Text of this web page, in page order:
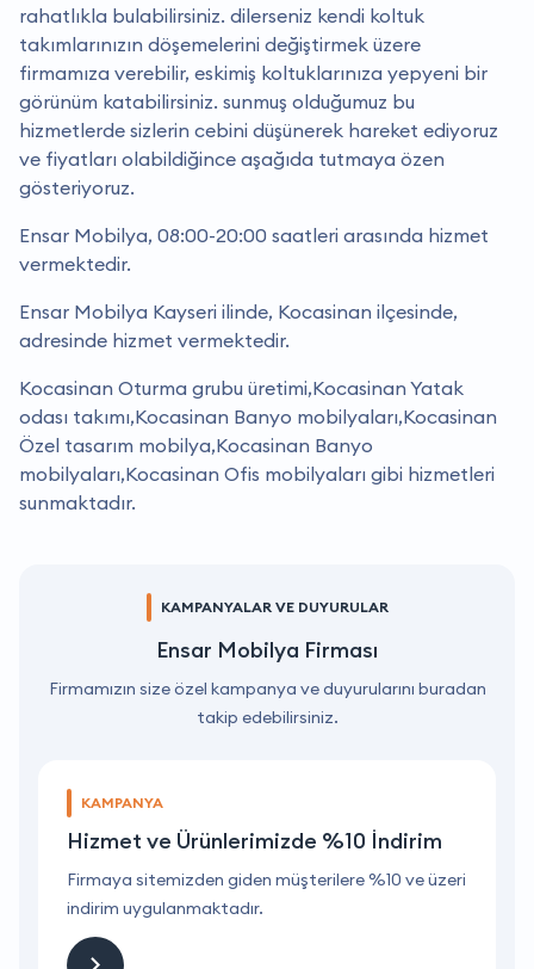
rahatlıkla bulabilirsiniz. dilerseniz kendi koltuk
takımlarınızın döşemelerini değiştirmek üzere
firmamıza verebilir, eskimiş koltuklarınıza yepyeni bir
görünüm katabilirsiniz. sunmuş olduğumuz bu
hizmetlerde sizlerin cebini düşünerek hareket ediyoruz
ve fiyatları olabildiğince aşağıda tutmaya özen
gösteriyoruz.
Ensar Mobilya, 08:00-20:00 saatleri arasında hizmet
vermektedir.
Ensar Mobilya Kayseri ilinde, Kocasinan ilçesinde,
adresinde hizmet vermektedir.
Kocasinan Oturma grubu üretimi,Kocasinan Yatak
odası takımı,Kocasinan Banyo mobilyaları,Kocasinan
Özel tasarım mobilya,Kocasinan Banyo
mobilyaları,Kocasinan Ofis mobilyaları gibi hizmetleri
sunmaktadır.
KAMPANYALAR VE DUYURULAR
Ensar Mobilya Firması
Firmamızın size özel kampanya ve duyurularını buradan
takip edebilirsiniz.
KAMPANYA
Hizmet ve Ürünlerimizde %10 İndirim
Firmaya sitemizden giden müşterilere %10 ve üzeri
indirim uygulanmaktadır.